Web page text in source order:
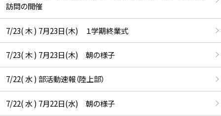
訪問の開催
7/23( 木 ) 7月23日(木) １学期終業式
7/23( 木 ) 7月23日(木) 朝の様子
7/22( 水 ) 部活動速報（陸上部）
7/22( 水 ) 7月22日(水) 朝の様子